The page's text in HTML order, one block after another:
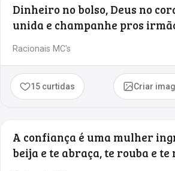
Dinheiro no bolso, Deus no
unida e champanhe pros
Racionais MC's
15 curtidas Criar
A confiança é uma mulher
beija e te abraça, te rouba e te